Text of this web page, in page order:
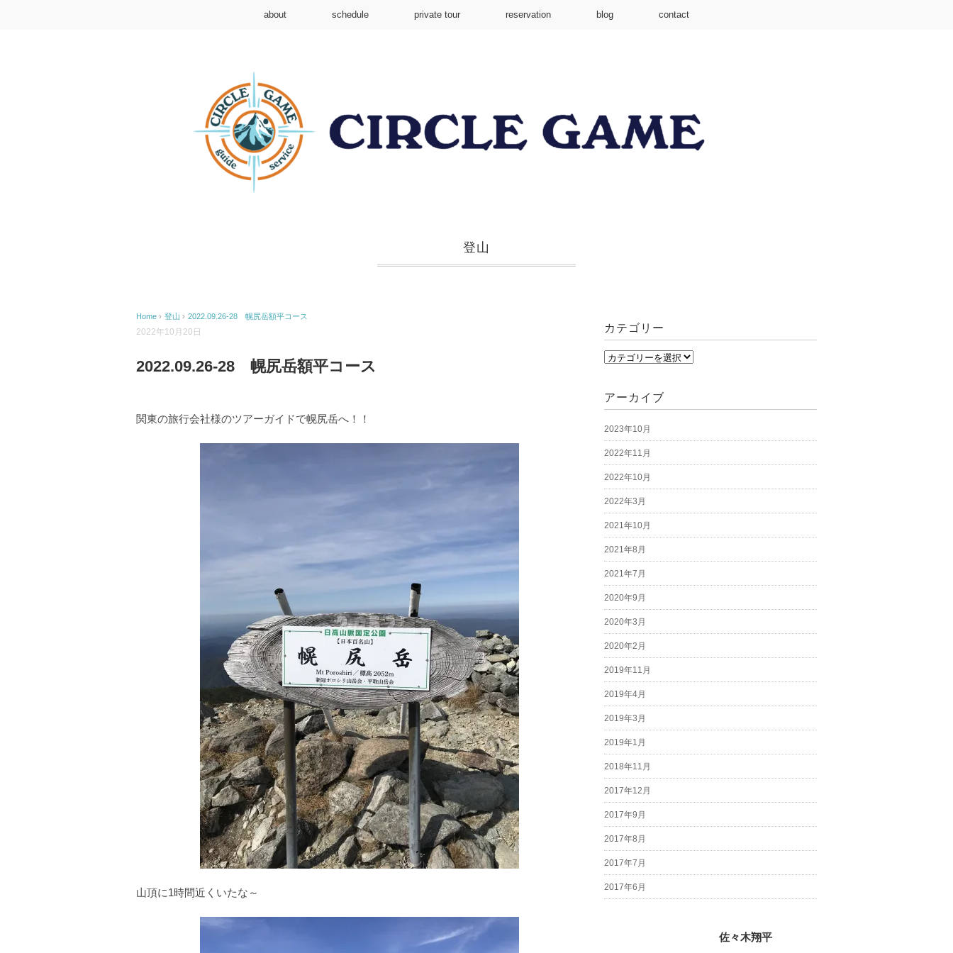
about schedule private tour reservation blog contact
登山
Home › 登山 › 2022.09.26-28 幌尻岳額平コース
2022年10月20日
2022.09.26-28 幌尻岳額平コース
関東の旅行会社様のツアーガイドで幌尻岳へ！！
山頂に1時間近くいたな～
カテゴリー
カ
ゴ
リ
ー
アーカイブ
2023年10月
2022年11月
2022年10月
2022年3月
2021年10月
2021年8月
2021年7月
2020年9月
2020年3月
2020年2月
2019年11月
2019年4月
2019年3月
2019年1月
2018年11月
2017年12月
2017年9月
2017年8月
2017年7月
2017年6月
佐々木翔平